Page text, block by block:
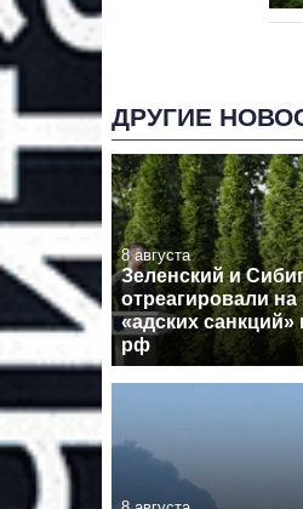
ДРУГИЕ
8 августа
Зеленский и
отреагировали на
«адских санкций»
рф